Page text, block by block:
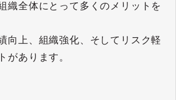
織全体にとって多くのメリットを
向上、組織強化、そしてリスク軽
があります。